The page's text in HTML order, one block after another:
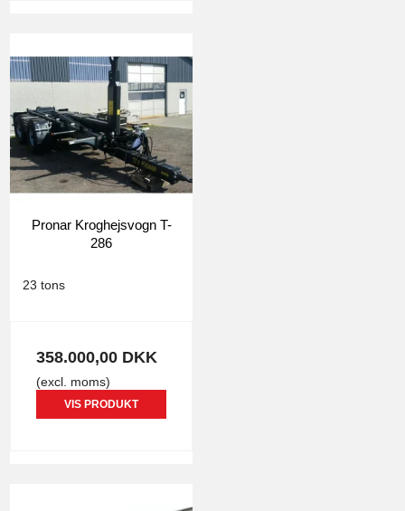
Pronar Kroghejsvogn T-
286
23 tons
358.000,00 DKK
(excl. moms)
VIS PRODUKT